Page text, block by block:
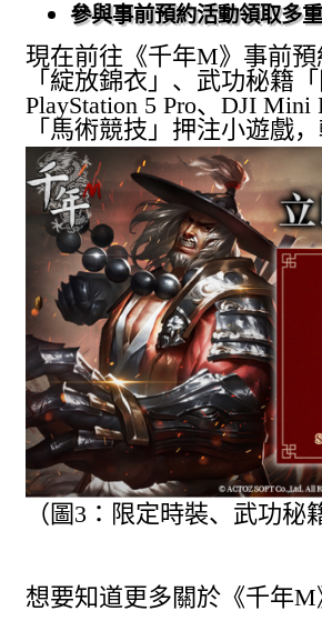
參與事前預約活動領取多
現在前往《千年M》事前
「綻放錦衣」、武功秘籍
PlayStation 5 Pro、 DJI Mini
「馬術競技」押注小遊戲
（圖 3 ： 限定時裝、武功秘
想要知道更多關於《千年M